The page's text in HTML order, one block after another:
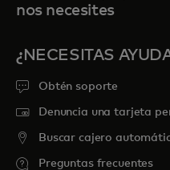
nos necesites
¿NECESITAS
Obtén soporte
Denuncia una tarjeta
Buscar cajero
Preguntas frecuentes